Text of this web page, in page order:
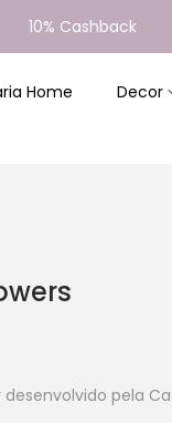
10% Cashback
Home
Decor
pela